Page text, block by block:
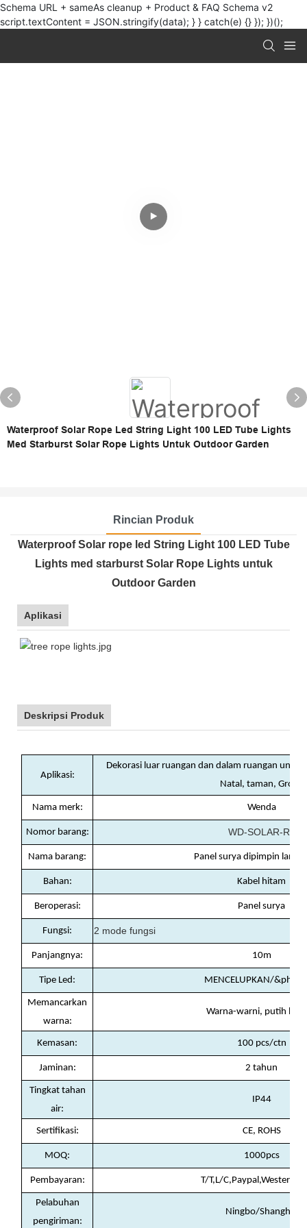
Schema URL + sameAs cleanup + Product & FAQ Schema v2
script.textContent = JSON.stringify(data); } } catch(e) {} }); })();
Waterproof Solar Rope Led String Light 100 LED Tube Lights
Med Starburst Solar Rope Lights Untuk Outdoor Garden
Rincian Produk
Waterproof Solar rope led String Light 100 LED Tube
Lights med starburst Solar Rope Lights untuk
Outdoor Garden
Aplikasi
Deskripsi Produk
Aplikasi:
Dekorasi luar ruangan dan dalam ruangan
Natal, taman, Grosir
Nama merk: Wenda
Nomor barang: WD-SOLAR-RL
Nama barang: Panel surya dipimpin
Bahan: Kabel hitam
Beroperasi: Panel surya
Fungsi: 2 mode fungsi
Panjangnya: 10m
Tipe Led: MENCELUPKAN/
Memancarkan
warna:
Warna-warni, putih
Kemasan: 100 pcs/ctn
Jaminan: 2 tahun
Tingkat tahan
air:
IP44
Sertifikasi: CE, ROHS
MOQ: 1000pcs
Pembayaran: T/T,L/C,Paypal,Western
Pelabuhan
pengiriman:
Ningbo/Shanghai